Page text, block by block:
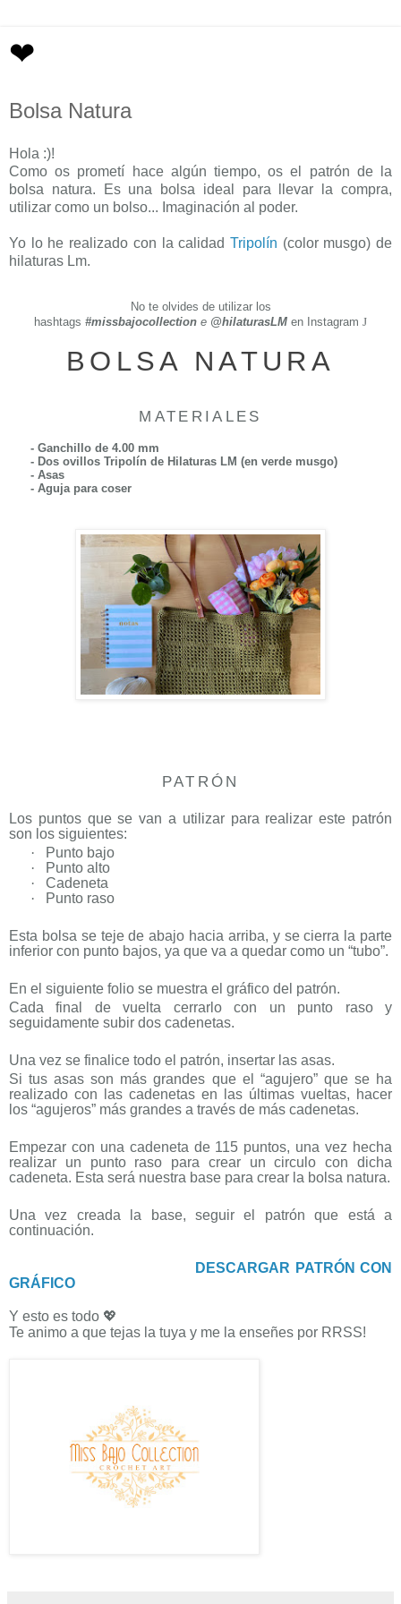
❤
Bolsa Natura
Hola :)!
Como os prometí hace algún tiempo, os el patrón de la
bolsa natura. Es una bolsa ideal para llevar la compra,
utilizar como un bolso... Imaginación al poder.
Yo lo he realizado con la calidad Tripolín (color musgo) de
hilaturas Lm.
No te olvides de utilizar los
hashtags #missbajocollection e @hilaturasLM en Instagram J
BOLSA NATURA
MATERIALES
- Ganchillo de 4.00 mm
- Dos ovillos Tripolín de Hilaturas LM (en verde musgo)
- Asas
- Aguja para coser
PATRÓN
Los puntos que se van a utilizar para realizar este patrón
son los siguientes:
·
Punto bajo
·
Punto alto
·
Cadeneta
·
Punto raso
Esta bolsa se teje de abajo hacia arriba, y se cierra la parte
inferior con punto bajos, ya que va a quedar como un “tubo”.
En el siguiente folio se muestra el gráfico del patrón.
Cada final de vuelta cerrarlo con un punto raso y
seguidamente subir dos cadenetas.
Una vez se finalice todo el patrón, insertar las asas.
Si tus asas son más grandes que el “agujero” que se ha
realizado con las cadenetas en las últimas vueltas, hacer
los “agujeros” más grandes a través de más cadenetas.
Empezar con una cadeneta de 115 puntos, una vez hecha
realizar un punto raso para crear un circulo con dicha
cadeneta. Esta será nuestra base para crear la bolsa natura.
Una vez creada la base, seguir el patrón que está a
continuación.
DESCARGAR PATRÓN CON
GRÁFICO
Y esto es todo 💖
Te animo a que tejas la tuya y me la enseñes por RRSS!